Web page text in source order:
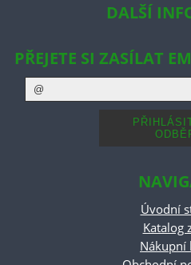
DALŠÍ
PŘEJETE SI ZASÍLAT
Úvodní
Katalog
Nákupní